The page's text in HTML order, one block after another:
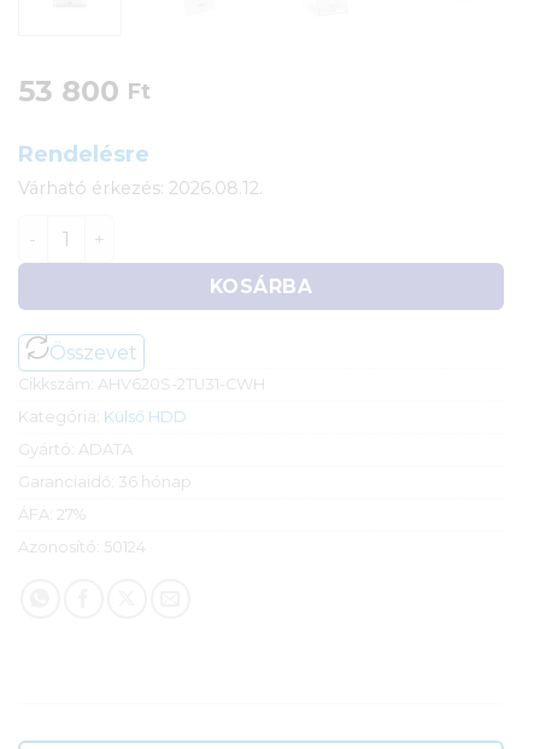
53 800 Ft
Rendelésre
Várható érkezés: 2026.08.12.
2TB ADATA HV620S USB-s HDD USB3.2 fehér
KOSÁRBA
Összevet
Cikkszám: AHV620S-2TU31-CWH
Kategória: Külső HDD
Gyártó: ADATA
Garanciaidő: 36 hónap
ÁFA: 27%
Azonosító: 50124